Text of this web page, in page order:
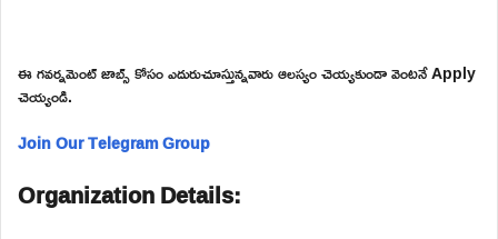
ఈ గవర్నమెంట్ జాబ్స్ కోసం ఎదురుచూస్తున్నవారు ఆలస్యం చెయ్యకుండా వెంటనే Apply
చెయ్యండి.
Join Our Telegram Group
Organization Details: